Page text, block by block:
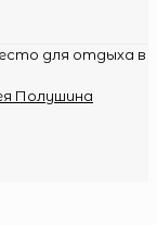
для отдыха в
Полушина